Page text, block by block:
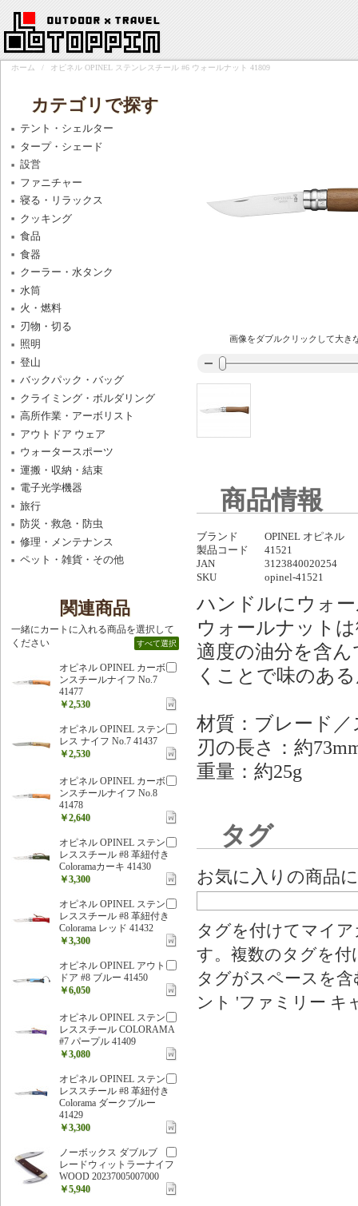
ホーム / オピネル OPINEL ステンレスチール #6 ウォールナット 41809
画像をダブルクリックして大き
商品情報
ブランド
OPINEL オピネル
製品コード
41521
JAN
3123840020254
SKU
opinel-41521
ハンドルにウォ
ウォールナット
適度の油分を含
くことで味のあ
材質：ブレード
刃の長さ：約
重量：約25g
タグ
お気に入りの商品
タグを付けてマイ
す。複数のタグを
タグがスペースを
ント 'ファミリー キ
カテゴリで探す
テント・シェルター
タープ・シェード
設営
ファニチャー
寝る・リラックス
クッキング
食品
食器
クーラー・水タンク
水筒
火・燃料
刃物・切る
照明
登山
バックパック・バッグ
クライミング・ボルダリング
高所作業・アーボリスト
アウトドア ウェア
ウォータースポーツ
運搬・収納・結束
電子光学機器
旅行
防災・救急・防虫
修理・メンテナンス
ペット・雑貨・その他
関連商品
一緒にカートに入れる商品を選択して
ください
すべて選択
オピネル OPINEL カーボ
ンスチールナイフ No.7
41477
￥2,530
オピネル OPINEL ステン
レス ナイフ No.7 41437
￥2,530
オピネル OPINEL カーボ
ンスチールナイフ No.8
41478
￥2,640
オピネル OPINEL ステン
レススチール #8 革紐付き
Coloramaカーキ 41430
￥3,300
オピネル OPINEL ステン
レススチール #8 革紐付き
Colorama レッド 41432
￥3,300
オピネル OPINEL アウト
ドア #8 ブルー 41450
￥6,050
オピネル OPINEL ステン
レススチール COLORAMA
#7 パープル 41409
￥3,080
オピネル OPINEL ステン
レススチール #8 革紐付き
Colorama ダークブルー
41429
￥3,300
ノーボックス ダブルブ
レードウィットラーナイフ
WOOD 20237005007000
￥5,940